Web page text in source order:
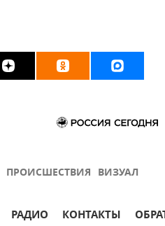
ПРОИСШЕСТВИЯ ВИЗУАЛ
РАДИО КОНТАКТЫ